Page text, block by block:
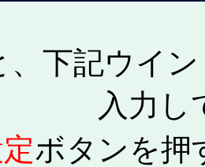
、下記ウイ
入力し
ボタンを押